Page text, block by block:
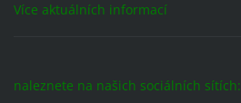
Více aktuálních informací
naleznete na našich sociálních sítích: